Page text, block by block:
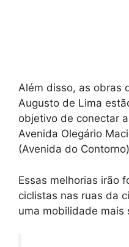
Além disso, as obras
Augusto de Lima
objetivo de conectar
Avenida Olegário
(Avenida do
Essas melhorias irão
ciclistas nas ruas da
uma mobilidade mais